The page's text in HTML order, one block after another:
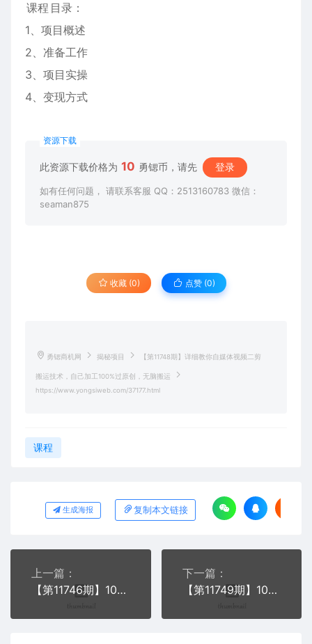
课程 目录：
1、项目概述
2、准备工作
3、项目实操
4、变现方式
资源下载
此资源下载价格为 10 勇锶币，请先 登录
如有任何问题， 请联系客服 QQ：2513160783 微信：
seaman875
收藏 (0) 点赞 (0)
勇锶商机网 揭秘项目 【第11748期】详细教你自媒体视频二剪
搬运技术，自己加工100%过原创，无脑搬运
https://www.yongsiweb.com/37177.html
课程
生成海报 复制本文链接
上一篇：
【第11746期】10月最强洗稿黑科技！用的人都在偷偷赚钱一键生成高质量原创爆文
下一篇：
【第11749期】10月最新照抄答案赚钱项目，流量超级火爆，单日变现500+简单照抄 有手就行